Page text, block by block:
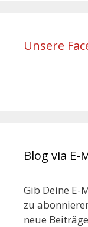
Unsere
Blog via E-
Gib Deine E-
zu
neue